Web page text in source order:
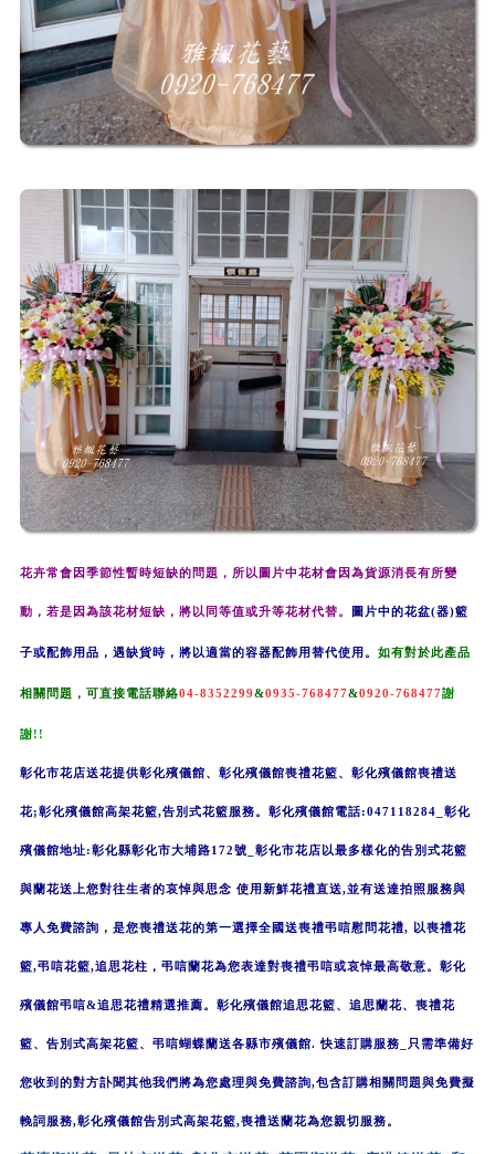
花卉常會因季節性暫時短缺的問題，所以圖片中花材會因為貨源消長有所變
動，若是因為該花材短缺，將以同等值或升等花材代替。 圖片中的花盆(器)籃
子或配飾用品，遇缺貨時，將以適當的容器配飾用 替代使用 。 如有對於此產品
相關 問題，可直接電話聯絡04-8352299&0935-768477&0920-768477謝
謝!!
彰化市花店送花提供彰化殯儀館、彰化殯儀館喪禮花籃、彰化殯儀館喪禮送
花;彰化殯儀館高架花籃,告別式花籃服務。 彰化殯儀館電話:047118284_ 彰化
殯儀館地址:彰化縣彰化市大埔路172號_ 彰化市花店以最多樣化的告別式花籃
與蘭花送上您對往生者的哀悼與思念 使用新鮮花禮直送,並有送達拍照服務與
專人免費諮詢，是您喪禮送花的第一選擇全國送喪禮弔唁慰問花禮, 以喪禮花
籃,弔唁花籃,追思花柱， 弔唁蘭花為您表達對喪禮弔唁或哀悼最高敬意。 彰化
殯儀館弔唁&追思花禮精選推薦。彰化殯儀館追思花籃、追思蘭花、喪禮花
籃、告別式高架花籃、弔唁蝴蝶蘭送各縣市殯儀館. 快速訂購服務_只需準備好
您收到的對方訃聞其他我們將為您處理與免費諮詢,包含訂購相關問題與免費擬
輓詞服務,彰化殯儀館告別式高架花籃,喪禮送蘭花為您親切服務。